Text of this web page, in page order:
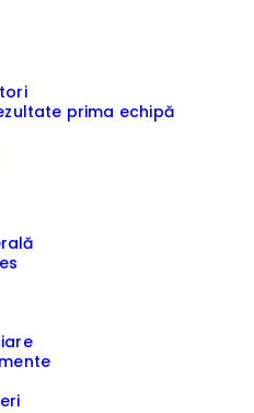
prima echipă